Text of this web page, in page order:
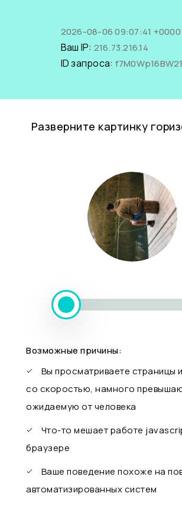
2026-08-06 09:07:41 +0000
Ваш IP: 216.73.216.14
ID запроса: f7M0Wp16BW21
Разверните картинку
Возможные причины:
Вы просматриваете страницы
со скоростью, намного
ожидаемую от человека
Что-то мешает работе
браузере
Ваше поведение похоже на
автоматизированных систем